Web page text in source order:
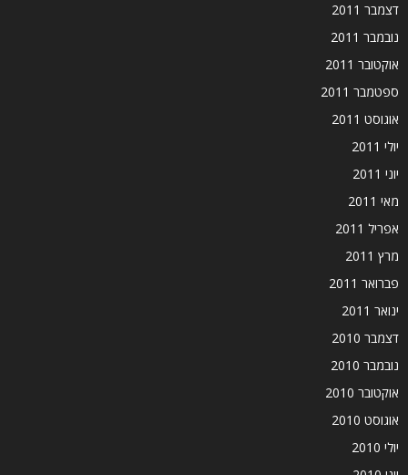
דצמבר 2011
נובמבר 2011
אוקטובר 2011
ספטמבר 2011
אוגוסט 2011
יולי 2011
יוני 2011
מאי 2011
אפריל 2011
מרץ 2011
פברואר 2011
ינואר 2011
דצמבר 2010
נובמבר 2010
אוקטובר 2010
אוגוסט 2010
יולי 2010